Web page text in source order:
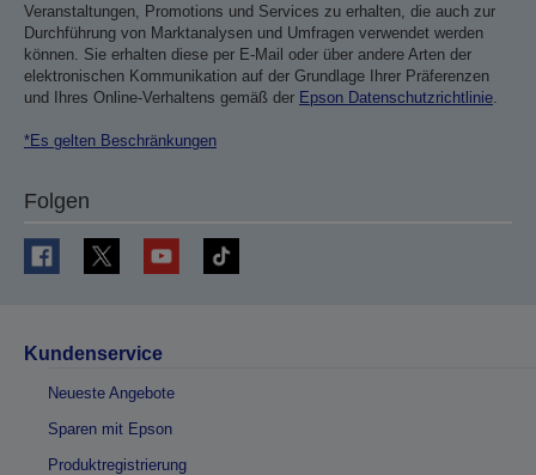
Veranstaltungen, Promotions und Services zu erhalten, die auch zur
Durchführung von Marktanalysen und Umfragen verwendet werden
können. Sie erhalten diese per E-Mail oder über andere Arten der
elektronischen Kommunikation auf der Grundlage Ihrer Präferenzen
und Ihres Online-Verhaltens gemäß der Epson Datenschutzrichtlinie
*Es gelten Beschränkungen
Folgen
Kundenservice
Neueste Angebote
Sparen mit Epson
Produktregistrierung